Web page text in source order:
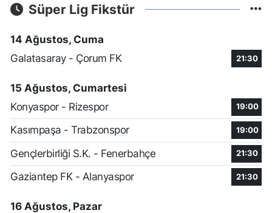
Süper Lig Fikstür
14 Ağustos, Cuma
Galatasaray - Çorum FK
21:30
15 Ağustos, Cumartesi
Konyaspor - Rizespor
19:00
Kasımpaşa - Trabzonspor 19:00
Gençlerbirliği S.K. - Fenerbahçe 21:30
Gaziantep FK - Alanyaspor 21:30
16 Ağustos, Pazar